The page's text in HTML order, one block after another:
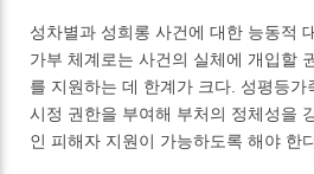
성차별과 성희롱 사건에 대한 능동적
가부 체계로는 사건의 실체에 개입할
를 지원하는 데 한계가 크다. 성평등가
시정 권한을 부여해 부처의 정체성을
인 피해자 지원이 가능하도록 해야 한